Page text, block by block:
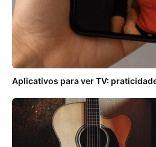
Aplicativos para ver TV: